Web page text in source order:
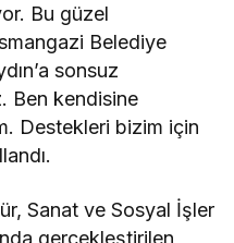
Bu güzel
Belediye
sonsuz
Ben kendisine
Destekleri bizim için
Sanat ve Sosyal İşler
gerçekleştirilen